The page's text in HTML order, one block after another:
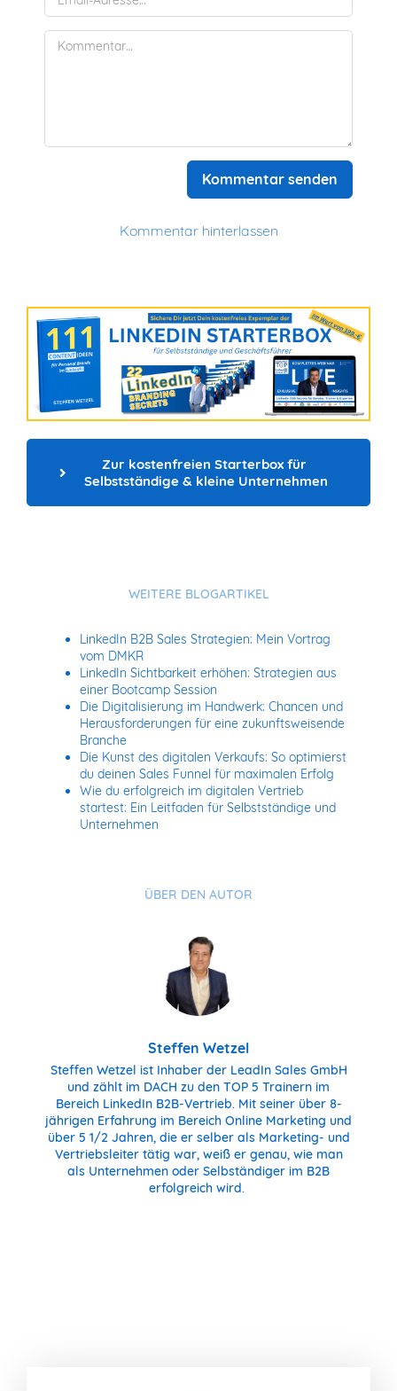
Kommentar senden
Kommentar hinterlassen
Zur kostenfreien Starterbox für
Selbstständige & kleine Unternehmen
WEITERE BLOGARTIKEL
LinkedIn B2B Sales Strategien: Mein Vortrag
vom DMKR
LinkedIn Sichtbarkeit erhöhen: Strategien aus
einer Bootcamp Session
Die Digitalisierung im Handwerk: Chancen und
Herausforderungen für eine zukunftsweisende
Branche
Die Kunst des digitalen Verkaufs: So optimierst
du deinen Sales Funnel für maximalen Erfolg
Wie du erfolgreich im digitalen Vertrieb
startest: Ein Leitfaden für Selbstständige und
Unternehmen
ÜBER DEN AUTOR
Steffen Wetzel
Steffen Wetzel ist Inhaber der LeadIn Sales GmbH
und zählt im DACH zu den TOP 5 Trainern im
Bereich LinkedIn B2B-Vertrieb. Mit seiner über 8-
jährigen Erfahrung im Bereich Online Marketing und
über 5 1/2 Jahren, die er selber als Marketing- und
Vertriebsleiter tätig war, weiß er genau, wie man
als Unternehmen oder Selbständiger im B2B
erfolgreich wird.